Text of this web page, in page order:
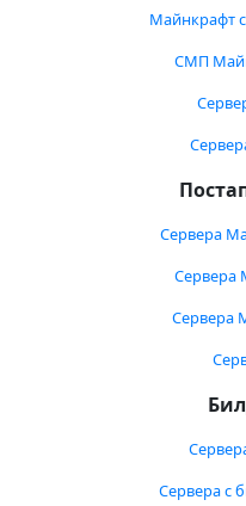
Майнкрафт
СМП
Сервера
Сервера
Сервера
Сервера с